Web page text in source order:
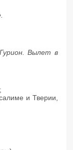
Вылет в
и Тверии,